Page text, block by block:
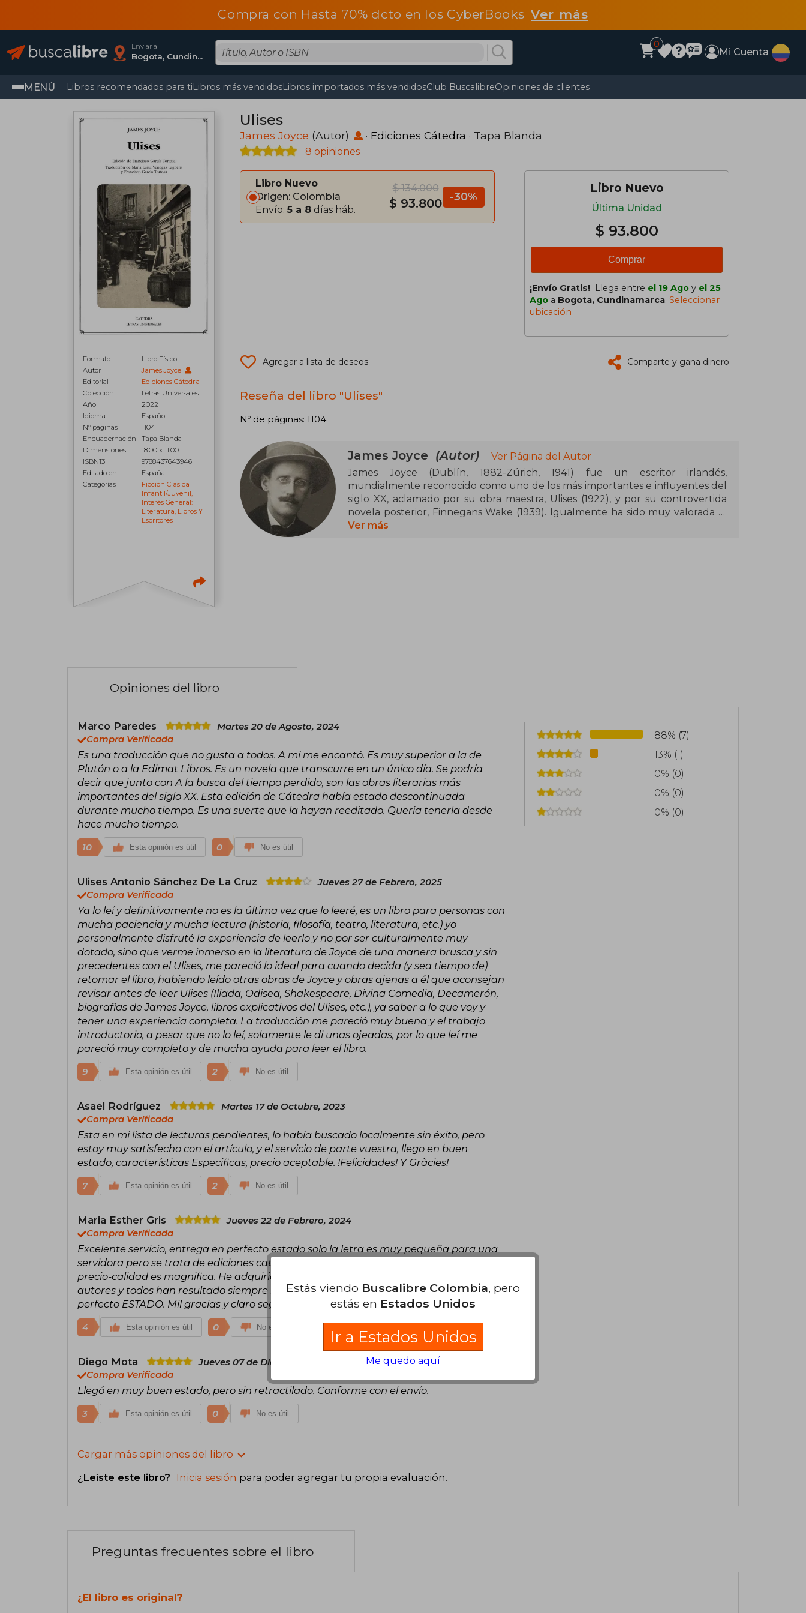
Compra con Hasta 70% dcto en los CyberBooksVer más
Enviar a
Bogota, Cundinamarca
0
Mi Cuenta
MENÚ Libros recomendados para tiLibros más vendidosLibros importados más vendidosClub BuscalibreOpiniones de clientes
Formato
Libro Físico
Autor
James Joyce
Editorial
Ediciones Cátedra
Colección
Letras Universales
Año
2022
Idioma
Español
N° páginas
1104
Encuadernación
Tapa Blanda
Dimensiones
18.00 x 11.00
ISBN13
9788437643946
Editado en
España
Categorías
Ficción Clásica
Infantil/juvenil,
Interés General:
Literatura, Libros Y
Escritores
Ulises
James Joyce (Autor) · Ediciones Cátedra · Tapa Blanda
8 opiniones
Libro Nuevo
Origen: Colombia
Envío: 5 a 8 días háb.
$ 134.000
$ 93.800 -30%
Libro Nuevo
Última Unidad
$ 93.800
Comprar
¡Envío Gratis! Llega entre el 19 Ago y el 25
Ago a Bogota, Cundinamarca. Seleccionar
ubicación
Agregar a lista de deseos Comparte y gana dinero
Reseña del libro "Ulises"
Nº de páginas: 1104
James Joyce (Autor)
Ver Página del Autor
James Joyce (Dublín, 1882-Zúrich, 1941) fue un escritor irlandés,
mundialmente reconocido como uno de los más importantes e influyentes del
siglo XX, aclamado por su obra maestra, Ulises (1922), y por su controvertida
novela posterior, Finnegans Wake (1939). Igualmente ha sido muy valorada la
serie de historias breves titulada Dublineses (1914), así como su novela
Ver más
Opiniones del libro
Marco Paredes
Martes 20 de Agosto, 2024
Compra Verificada
Es una traducción que no gusta a todos. A mí me encantó. Es muy superior a la de
Plutón o a la Edimat Libros. Es un novela que transcurre en un único día. Se podría
decir que junto con A la busca del tiempo perdido, son las obras literarias más
importantes del siglo XX. Esta edición de Cátedra había estado descontinuada
durante mucho tiempo. Es una suerte que la hayan reeditado. Quería tenerla desde
hace mucho tiempo.
10 Esta opinión es útil 0 No es útil
Ulises Antonio Sánchez De La Cruz
Jueves 27 de Febrero, 2025
Compra Verificada
Ya lo leí y definitivamente no es la última vez que lo leeré, es un libro para personas con
mucha paciencia y mucha lectura (historia, filosofía, teatro, literatura, etc.) yo
personalmente disfruté la experiencia de leerlo y no por ser culturalmente muy
dotado, sino que verme inmerso en la literatura de Joyce de una manera brusca y sin
precedentes con el Ulises, me pareció lo ideal para cuando decida (y sea tiempo de)
retomar el libro, habiendo leído otras obras de Joyce y obras ajenas a él que aconsejan
revisar antes de leer Ulises (Iliada, Odisea, Shakespeare, Divina Comedia, Decamerón,
biografías de James Joyce, libros explicativos del Ulises, etc.), ya saber a lo que voy y
tener una experiencia completa. La traducción me pareció muy buena y el trabajo
introductorio, a pesar que no lo leí, solamente le di unas ojeadas, por lo que leí me
pareció muy completo y de mucha ayuda para leer el libro.
9 Esta opinión es útil 2 No es útil
Asael Rodríguez
Martes 17 de Octubre, 2023
Compra Verificada
Esta en mi lista de lecturas pendientes, lo había buscado localmente sin éxito, pero
estoy muy satisfecho con el artículo, y el servicio de parte vuestra, llego en buen
estado, características Especificas, precio aceptable. !Felicidades! Y Gràcies!
7 Esta opinión es útil 2 No es útil
Maria Esther Gris
Jueves 22 de Febrero, 2024
Compra Verificada
Excelente servicio, entrega en perfecto estado solo la letra es muy pequeña para una
servidora pero se trata de ediciones catedra así que eso lo compensa todo y la relación
precio-calidad es magnifica. He adquirido ya varias obras en buscalibre de otros
autores y todos han resultado siempre llegar en muy buenas condiciones y en
perfecto ESTADO. Mil gracias y claro seguiré adquiriendo más obras en BUSCALIBRE.
4 Esta opinión es útil 0 No es útil
Diego Mota
Jueves 07 de Diciembre, 2023
Compra Verificada
Llegó en muy buen estado, pero sin retractilado. Conforme con el envío.
3 Esta opinión es útil 0 No es útil
Cargar más opiniones del libro
¿Leíste este libro? Inicia sesión para poder agregar tu propia evaluación.
88% (7)
13% (1)
0% (0)
0% (0)
0% (0)
Preguntas frecuentes sobre el libro
¿El libro es original?
Estás viendo Buscalibre Colombia, pero
estás en Estados Unidos
Ir a Estados Unidos
Me quedo aquí